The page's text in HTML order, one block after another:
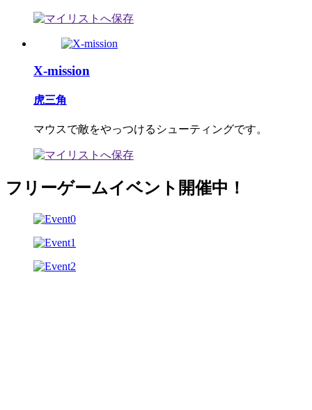
X-mission
虎三角
マウスで敵をやっつけるシューティングです。
フリーゲームイベント開催中！